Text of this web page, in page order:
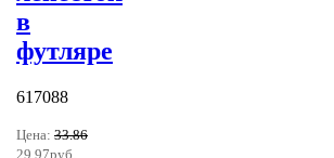
в
футляре
617088
Цена: 33.86
29.97руб.